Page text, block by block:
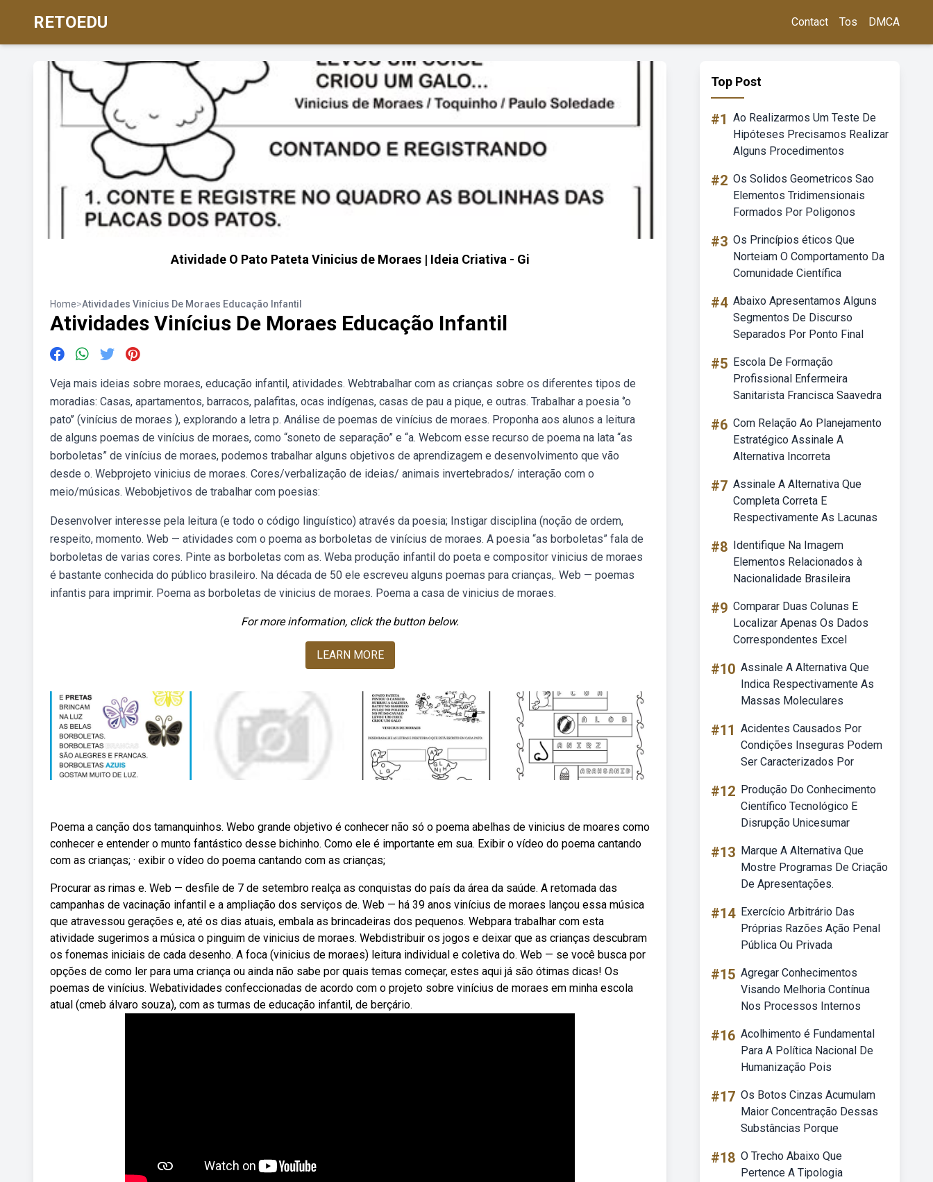
RETOEDU Contact Tos DMCA
Atividade O Pato Pateta Vinicius de Moraes | Ideia Criativa - Gi
Home>Atividades Vinícius De Moraes Educação Infantil
Atividades Vinícius De Moraes Educação Infantil
Veja mais ideias sobre moraes, educação infantil, atividades. Webtrabalhar com as crianças sobre os diferentes tipos de
moradias: Casas, apartamentos, barracos, palafitas, ocas indígenas, casas de pau a pique, e outras. Trabalhar a poesia ‘’o
pato’’ (vinícius de moraes ), explorando a letra p. Análise de poemas de vinícius de moraes. Proponha aos alunos a leitura
de alguns poemas de vinícius de moraes, como “soneto de separação” e “a. Webcom esse recurso de poema na lata “as
borboletas” de vinícius de moraes, podemos trabalhar alguns objetivos de aprendizagem e desenvolvimento que vão
desde o. Webprojeto vinicius de moraes. Cores/verbalização de ideias/ animais invertebrados/ interação com o
meio/músicas. Webobjetivos de trabalhar com poesias:
Desenvolver interesse pela leitura (e todo o código linguístico) através da poesia; Instigar disciplina (noção de ordem,
respeito, momento. Web — atividades com o poema as borboletas de vinícius de moraes. A poesia “as borboletas” fala de
borboletas de varias cores. Pinte as borboletas com as. Weba produção infantil do poeta e compositor vinicius de moraes
é bastante conhecida do público brasileiro. Na década de 50 ele escreveu alguns poemas para crianças,. Web — poemas
infantis para imprimir. Poema as borboletas de vinicius de moraes. Poema a casa de vinicius de moraes.
For more information, click the button below.
LEARN MORE
Poema a canção dos tamanquinhos. Webo grande objetivo é conhecer não só o poema abelhas de vinicius de moares como
conhecer e entender o munto fantástico desse bichinho. Como ele é importante em sua. Exibir o vídeo do poema cantando
com as crianças; · exibir o vídeo do poema cantando com as crianças;
Procurar as rimas e. Web — desfile de 7 de setembro realça as conquistas do país da área da saúde. A retomada das
campanhas de vacinação infantil e a ampliação dos serviços de. Web — há 39 anos vinícius de moraes lançou essa música
que atravessou gerações e, até os dias atuais, embala as brincadeiras dos pequenos. Webpara trabalhar com esta
atividade sugerimos a música o pinguim de vinicius de moraes. Webdistribuir os jogos e deixar que as crianças descubram
os fonemas iniciais de cada desenho. A foca (vinicius de moraes) leitura individual e coletiva do. Web — se você busca por
opções de como ler para uma criança ou ainda não sabe por quais temas começar, estes aqui já são ótimas dicas! Os
poemas de vinícius. Webatividades confeccionadas de acordo com o projeto sobre vinícius de moraes em minha escola
atual (cmeb álvaro souza), com as turmas de educação infantil, de berçário.
Top Post
#1 Ao Realizarmos Um Teste De
Hipóteses Precisamos Realizar
Alguns Procedimentos
#2 Os Solidos Geometricos Sao
Elementos Tridimensionais
Formados Por Poligonos
#3 Os Princípios éticos Que
Norteiam O Comportamento Da
Comunidade Científica
#4 Abaixo Apresentamos Alguns
Segmentos De Discurso
Separados Por Ponto Final
#5 Escola De Formação
Profissional Enfermeira
Sanitarista Francisca Saavedra
#6 Com Relação Ao Planejamento
Estratégico Assinale A
Alternativa Incorreta
#7 Assinale A Alternativa Que
Completa Correta E
Respectivamente As Lacunas
#8 Identifique Na Imagem
Elementos Relacionados à
Nacionalidade Brasileira
#9 Comparar Duas Colunas E
Localizar Apenas Os Dados
Correspondentes Excel
#10 Assinale A Alternativa Que
Indica Respectivamente As
Massas Moleculares
#11 Acidentes Causados Por
Condições Inseguras Podem
Ser Caracterizados Por
#12 Produção Do Conhecimento
Científico Tecnológico E
Disrupção Unicesumar
#13 Marque A Alternativa Que
Mostre Programas De Criação
De Apresentações.
#14 Exercício Arbitrário Das
Próprias Razões Ação Penal
Pública Ou Privada
#15 Agregar Conhecimentos
Visando Melhoria Contínua
Nos Processos Internos
#16 Acolhimento é Fundamental
Para A Política Nacional De
Humanização Pois
#17 Os Botos Cinzas Acumulam
Maior Concentração Dessas
Substâncias Porque
#18 O Trecho Abaixo Que
Pertence A Tipologia